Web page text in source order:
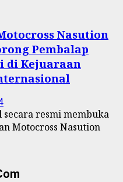
Nasution
Pembalap
di Kejuaraan
secara resmi membuka
Motocross Nasution